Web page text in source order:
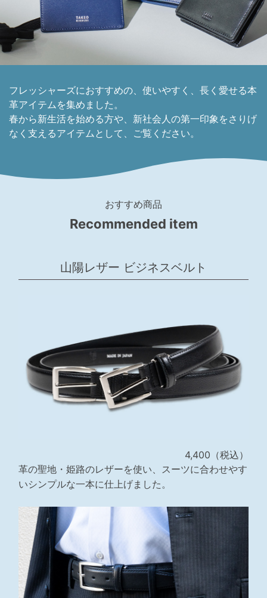
フレッシャーズにおすすめの、使いやすく、長く愛せる本
革アイテムを集めました。
春から新生活を始める方や、新社会人の第一印象をさりげ
なく支えるアイテムとして、ご覧ください。
おすすめ商品
Recommended item
山陽レザー ビジネスベルト
4,400（税込）
革の聖地・姫路のレザーを使い、スーツに合わせやす
いシンプルな一本に仕上げました。